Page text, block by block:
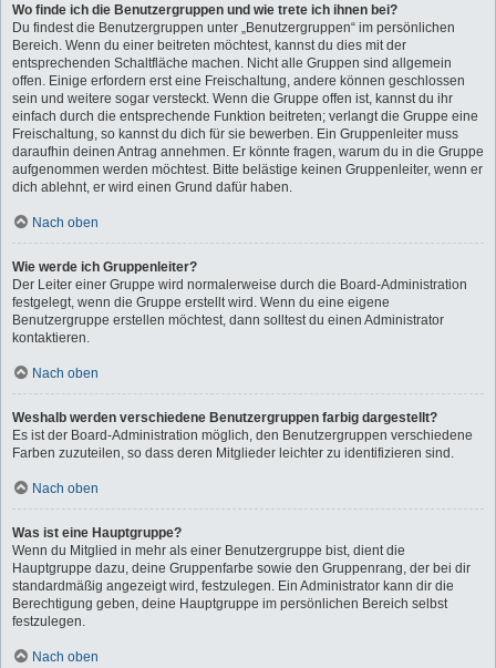
Wo finde ich die Benutzergruppen und wie trete ich ihnen bei?
Du findest die Benutzergruppen unter „Benutzergruppen“ im persönlichen
Bereich. Wenn du einer beitreten möchtest, kannst du dies mit der
entsprechenden Schaltfläche machen. Nicht alle Gruppen sind allgemein
offen. Einige erfordern erst eine Freischaltung, andere können geschlossen
sein und weitere sogar versteckt. Wenn die Gruppe offen ist, kannst du ihr
einfach durch die entsprechende Funktion beitreten; verlangt die Gruppe eine
Freischaltung, so kannst du dich für sie bewerben. Ein Gruppenleiter muss
daraufhin deinen Antrag annehmen. Er könnte fragen, warum du in die Gruppe
aufgenommen werden möchtest. Bitte belästige keinen Gruppenleiter, wenn er
dich ablehnt, er wird einen Grund dafür haben.
Nach oben
Wie werde ich Gruppenleiter?
Der Leiter einer Gruppe wird normalerweise durch die Board-Administration
festgelegt, wenn die Gruppe erstellt wird. Wenn du eine eigene
Benutzergruppe erstellen möchtest, dann solltest du einen Administrator
kontaktieren.
Nach oben
Weshalb werden verschiedene Benutzergruppen farbig dargestellt?
Es ist der Board-Administration möglich, den Benutzergruppen verschiedene
Farben zuzuteilen, so dass deren Mitglieder leichter zu identifizieren sind.
Nach oben
Was ist eine Hauptgruppe?
Wenn du Mitglied in mehr als einer Benutzergruppe bist, dient die
Hauptgruppe dazu, deine Gruppenfarbe sowie den Gruppenrang, der bei dir
standardmäßig angezeigt wird, festzulegen. Ein Administrator kann dir die
Berechtigung geben, deine Hauptgruppe im persönlichen Bereich selbst
festzulegen.
Nach oben